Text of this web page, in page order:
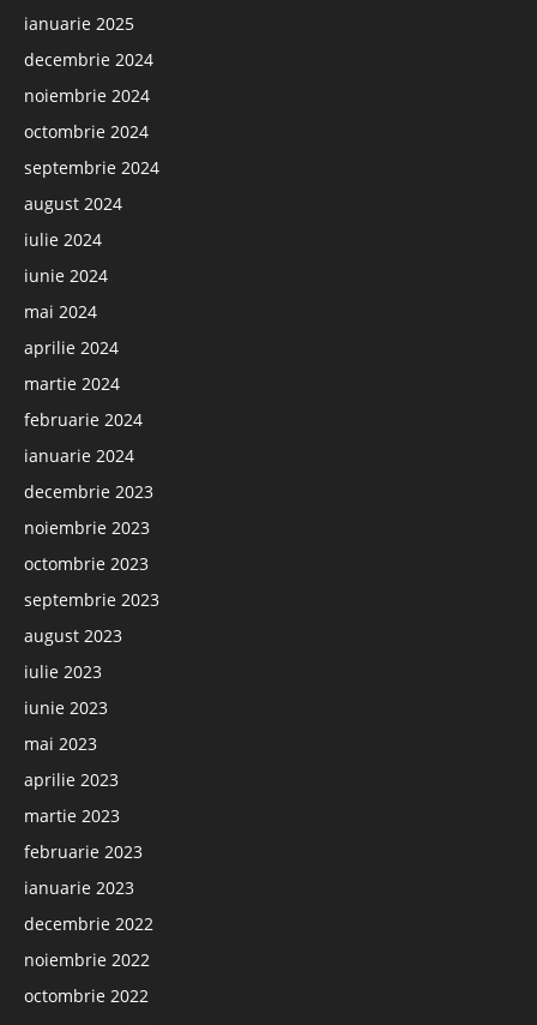
ianuarie 2025
decembrie 2024
noiembrie 2024
octombrie 2024
septembrie 2024
august 2024
iulie 2024
iunie 2024
mai 2024
aprilie 2024
martie 2024
februarie 2024
ianuarie 2024
decembrie 2023
noiembrie 2023
octombrie 2023
septembrie 2023
august 2023
iulie 2023
iunie 2023
mai 2023
aprilie 2023
martie 2023
februarie 2023
ianuarie 2023
decembrie 2022
noiembrie 2022
octombrie 2022